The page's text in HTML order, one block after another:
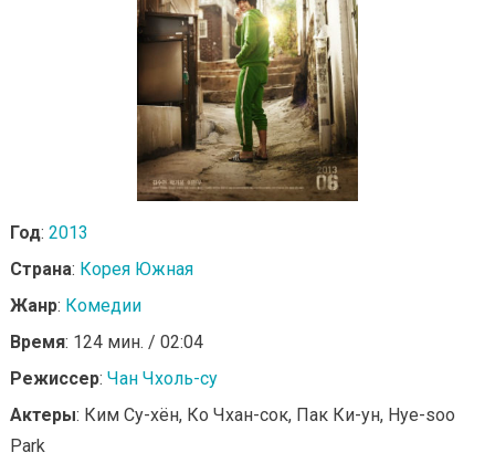
Год: 2013
Страна: Корея Южная
Жанр: Комедии
Время: 124 мин. / 02:04
Режиссер: Чан Чхоль-су
Актеры: Ким Су-хён, Ко Чхан-сок, Пак Ки-ун, Hye-soo
Park